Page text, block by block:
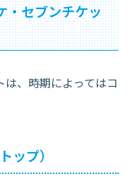
・セブンチケッ
、時期によってはコ
ップ）